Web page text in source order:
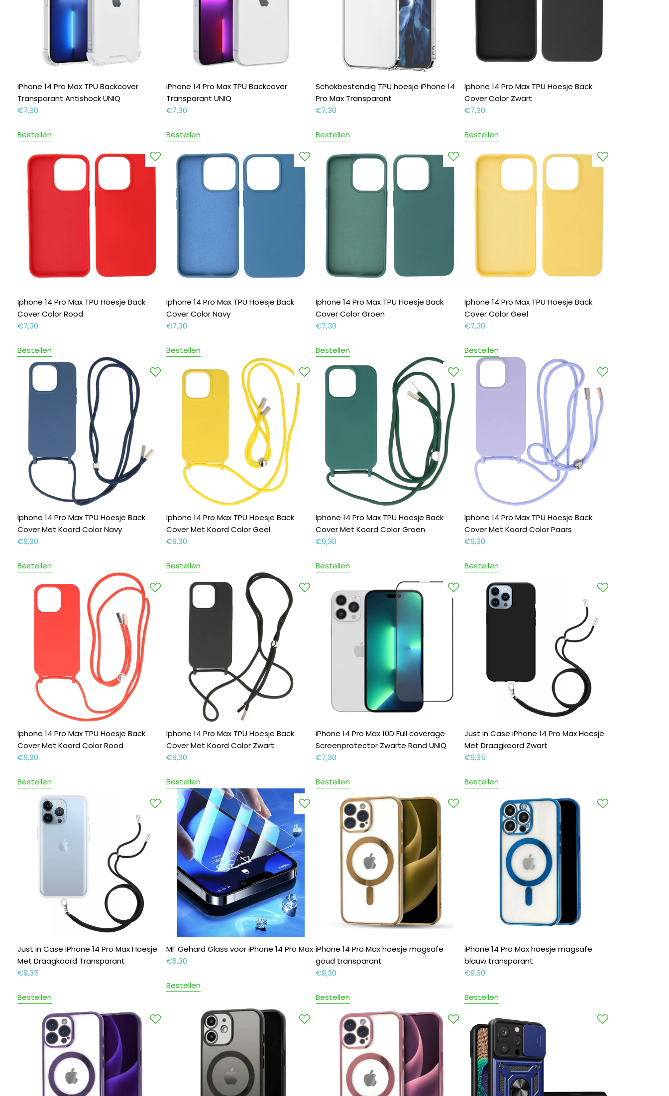
iPhone 14 Pro Max TPU Backcover
Transparant Antishock UNIQ
€7,30
Bestellen
iPhone 14 Pro Max TPU Backcover
Transparant UNIQ
€7,30
Bestellen
Schokbestendig TPU hoesje iPhone 14
Pro Max Transparant
€7,30
Bestellen
Iphone 14 Pro Max TPU Hoesje Back
Cover Color Zwart
€7,30
Bestellen
Iphone 14 Pro Max TPU Hoesje Back
Cover Color Rood
€7,30
Bestellen
Iphone 14 Pro Max TPU Hoesje Back
Cover Color Navy
€7,30
Bestellen
Iphone 14 Pro Max TPU Hoesje Back
Cover Color Groen
€7,30
Bestellen
Iphone 14 Pro Max TPU Hoesje Back
Cover Color Geel
€7,30
Bestellen
Iphone 14 Pro Max TPU Hoesje Back
Cover Met Koord Color Navy
€9,30
Bestellen
Iphone 14 Pro Max TPU Hoesje Back
Cover Met Koord Color Geel
€9,30
Bestellen
Iphone 14 Pro Max TPU Hoesje Back
Cover Met Koord Color Groen
€9,30
Bestellen
Iphone 14 Pro Max TPU Hoesje Back
Cover Met Koord Color Paars
€9,30
Bestellen
Iphone 14 Pro Max TPU Hoesje Back
Cover Met Koord Color Rood
€9,30
Bestellen
Iphone 14 Pro Max TPU Hoesje Back
Cover Met Koord Color Zwart
€9,30
Bestellen
iPhone 14 Pro Max 10D Full coverage
Screenprotector Zwarte Rand UNIQ
€7,30
Bestellen
Just in Case iPhone 14 Pro Max Hoesje
Met Draagkoord Zwart
€9,35
Bestellen
Just in Case iPhone 14 Pro Max Hoesje
Met Draagkoord Transparant
€9,35
Bestellen
MF Gehard Glass voor iPhone 14 Pro Max
€6,30
Bestellen
iPhone 14 Pro Max hoesje magsafe
goud transparant
€9,30
Bestellen
iPhone 14 Pro Max hoesje magsafe
blauw transparant
€9,30
Bestellen